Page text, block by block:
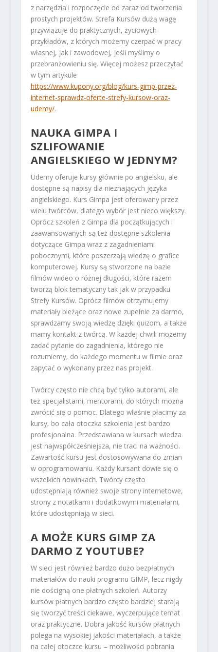
z narzędzia i rozpoczęcie od zaraz od tworzenia
prostych projektów. Strefa Kursów dużą wagę
przywiązuje do praktycznych, życiowych
przykładów, z których możemy czerpać w pracy
własnej, jak i zawodowej, jeśli myślimy o
przebranżowieniu się. Więcej możesz przeczytać
w tym artykule
https://www.kupony.org/blog/kurs-gimp-przez-
internet-sprawdz-oferte-strefy-kursow-oraz-
udemy/.
NAUKA GIMPA I
SZLIFOWANIE
ANGIELSKIEGO W JEDNYM?
Udemy oferuje kursy głównie po angielsku, ale
dostępne są napisy dla nieznających języka
angielskiego. Kurs Gimpa jest oferowany przez
wielu twórców, dlatego wybór jest nieco większy.
Oprócz szkoleń z Gimpa dla początkujących i
zaawansowanych są też dostępne szkolenia
dotyczące Gimpa wraz z zagadnieniami
pobocznymi, które poszerzają wiedzę o grafice
komputerowej. Kursy są stworzone na bazie
filmów wideo o różnej długości, które razem
tworzą blok tematyczny tak jak w przypadku
Strefy Kursów. Oprócz filmów otrzymujemy
materiały bieżące oraz nowe zupełnie za darmo,
sprawdzamy swoją wiedzę dzięki quizom, a także
mamy kontakt z twórcą. W każdej chwili możemy
zadać pytanie do zagadnienia, którego nie
rozumiemy, do każdego momentu w filmie oraz
zapytać o wykonany przez nas projekt.
Twórcy często nie chcą być tylko autorami, ale
też specjalistami, mentorami, do których można
zwrócić się o pomoc. Dlatego właśnie płacimy za
kursy, bo cała otoczka szkolenia jest bardzo
profesjonalna. Przedstawiana w kursach wiedza
jest najwspółcześniejsza, nie traci na ważności.
Zawartość kursu jest dostosowywana do zmian
w oprogramowaniu. Każdy kursant dowie się o
wszelkich nowinkach. Twórcy często
udostępniają również swoje strony internetowe,
strony z notatkami i dodatkowymi materiałami,
które udostępniają w sieci.
A MOŻE KURS GIMP ZA
DARMO Z YOUTUBE?
W sieci jest również bardzo dużo bezpłatnych
materiałów do nauki programu GIMP, lecz nigdy
nie dościgną one płatnych szkoleń. Autorzy
kursów płatnych bardzo często bardziej starają
się tworzyć treści ciekawe, wyczerpujące temat
oraz praktyczne. Dobra jakość kursów płatnych
polega na wysokiej jakości materiałach, a także
na całej otoczce kursu – możliwości pobrania